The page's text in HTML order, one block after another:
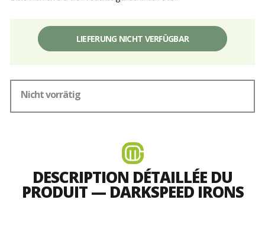
LIEFERUNG NICHT VERFÜGBAR
Nicht vorrätig
DESCRIPTION DÉTAILLÉE DU
PRODUIT — DARKSPEED IRONS